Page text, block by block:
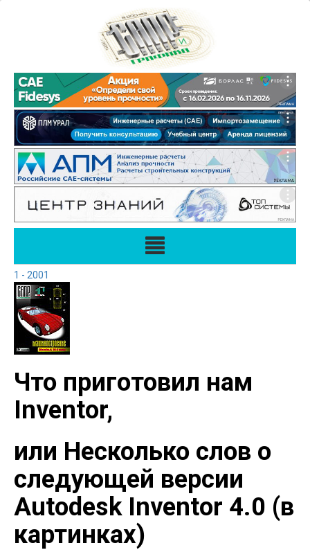
1 - 2001
Что приготовил нам
Inventor,
или Несколько слов о
следующей версии
Autodesk Inventor 4.0 (в
картинках)